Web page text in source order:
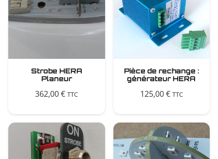
Strobe HERA
Planeur
362,00€ TTC
Pièce de rechange :
générateur HERA
125,00€ TTC